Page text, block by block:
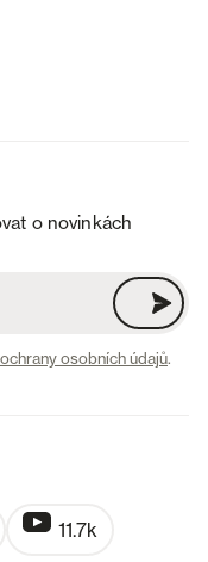
o novinkách
osobních údajů.
11.7k